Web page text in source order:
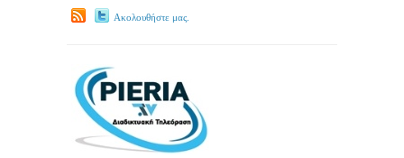
Ακολουθήστε μας.